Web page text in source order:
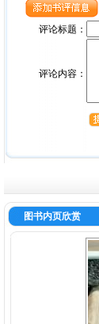
评论标题：
评论内容：
图书内页欣赏